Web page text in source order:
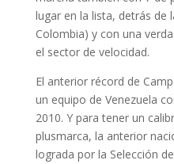
lugar en la lista, detrás de
Colombia) y con una
el sector de velocidad.
El anterior récord de
un equipo de Venezuela
2010. Y para tener un
plusmarca, la anterior
lograda por la Selección